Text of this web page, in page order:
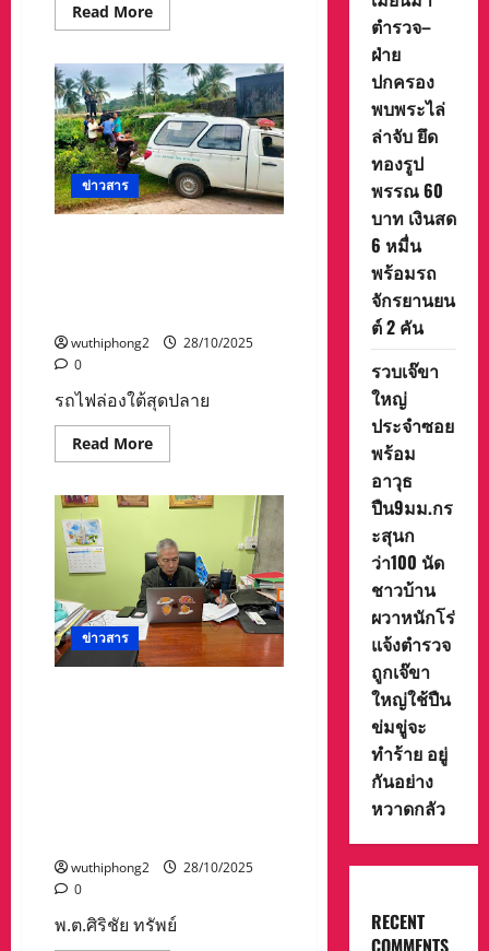
Read MoreRead
more
เอฟเค
ไอไอ.”วิเคราะห์“ภาพลวงตา“ส่ง
ออก
ไทย
พุ่ง
19%แต่
ราย
ได้
ประชาชน
ไม่
เครื่อง
เศรษฐกิจ
ข่าวสาร
wuthiphong2
28/10/2025
0
รถไฟล่องใต้สุดปลาย
Read MoreRead
more
ล่อง
สุด
ปลาย
ทาง
โก-
ลก
สะเทือน
หลัง
BRN.บึ้ม
จนท.เจ็บ
2
ข่าวสาร
wuthiphong2
28/10/2025
0
พ.ต.ศิริชัย ทรัพย์
ตำรวจ–
ฝ่าย
ปกครอง
พบพระไล่
ล่าจับ ยึด
ทองรูป
พรรณ 60
บาท เงินสด
6 หมื่น
พร้อมรถ
จักรยานยน
ต์ 2 คัน
รวบเจ๊ขา
ใหญ่
ประจำซอย
พร้อม
อาวุธ
ปืน9มม.กร
ะสุนก
ว่า100 นัด
ชาวบ้าน
ผวาหนักโร่
แจ้งตำรวจ
ถูกเจ๊ขา
ใหญ่ใช้ปืน
ข่มขู่จะ
ทำร้าย อยู่
กันอย่าง
หวาดกลัว
RECENT
COMMENTS